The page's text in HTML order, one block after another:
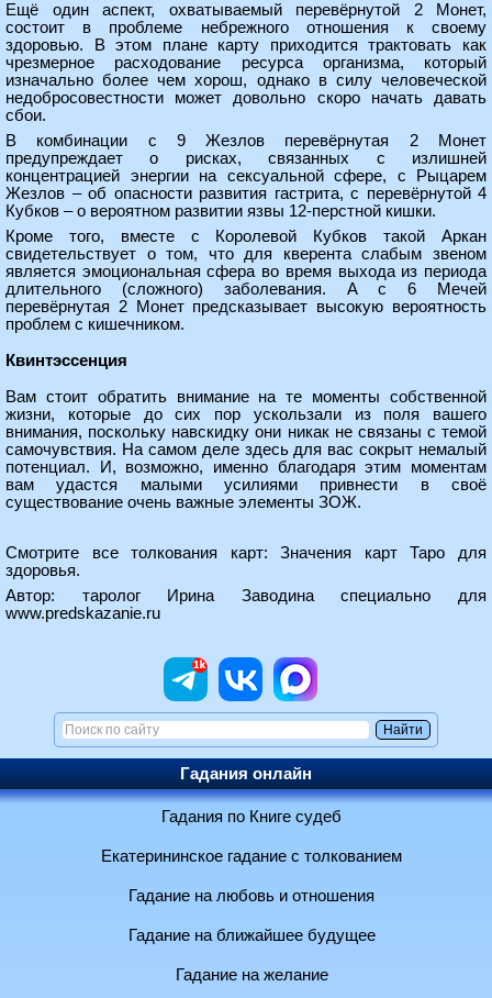
Ещё один аспект, охватываемый перевёрнутой 2 Монет,
состоит в проблеме небрежного отношения к своему
здоровью. В этом плане карту приходится трактовать как
чрезмерное расходование ресурса организма, который
изначально более чем хорош, однако в силу человеческой
недобросовестности может довольно скоро начать давать
сбои.
В комбинации с 9 Жезлов перевёрнутая 2 Монет
предупреждает о рисках, связанных с излишней
концентрацией энергии на сексуальной сфере, с Рыцарем
Жезлов – об опасности развития гастрита, с перевёрнутой 4
Кубков – о вероятном развитии язвы 12-перстной кишки.
Кроме того, вместе с Королевой Кубков такой Аркан
свидетельствует о том, что для кверента слабым звеном
является эмоциональная сфера во время выхода из периода
длительного (сложного) заболевания. А с 6 Мечей
перевёрнутая 2 Монет предсказывает высокую вероятность
проблем с кишечником.
Квинтэссенция
Вам стоит обратить внимание на те моменты собственной
жизни, которые до сих пор ускользали из поля вашего
внимания, поскольку навскидку они никак не связаны с темой
самочувствия. На самом деле здесь для вас сокрыт немалый
потенциал. И, возможно, именно благодаря этим моментам
вам удастся малыми усилиями привнести в своё
существование очень важные элементы ЗОЖ.
Смотрите все толкования карт:Значения карт Таро для
здоровья.
Автор: таролог Ирина Заводина специально для
www.predskazanie.ru
Гадания онлайн
Гадания по Книге судеб
Екатерининское гадание с толкованием
Гадание на любовь и отношения
Гадание на ближайшее будущее
Гадание на желание